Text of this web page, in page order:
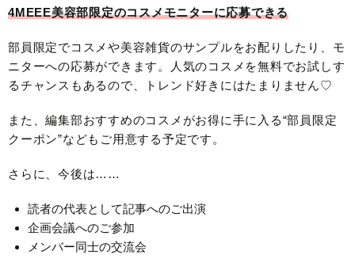
4MEEE美容部限定のコスメモニターに応募できる
部員限定でコスメや美容雑貨のサンプルをお配りしたり、モ
ニターへの応募ができます。人気のコスメを無料でお試しす
るチャンスもあるので、トレンド好きにはたまりません♡
また、編集部おすすめのコスメがお得に手に入る“部員限定
クーポン”などもご用意する予定です。
さらに、今後は……
読者の代表として記事へのご出演
企画会議へのご参加
メンバー同士の交流会